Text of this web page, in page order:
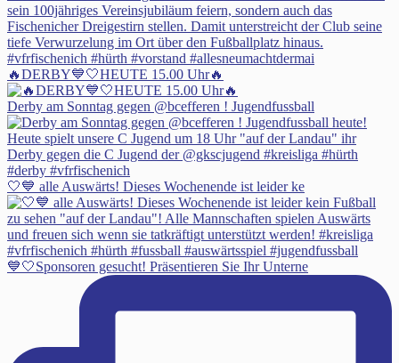
🔥DERBY💙🤍HEUTE 15.00 Uhr🔥
Derby am Sonntag gegen @bcefferen ! Jugendfussball
🤍💙 alle Auswärts! Dieses Wochenende ist leider ke
💙🤍Sponsoren gesucht! Präsentieren Sie Ihr Unterne